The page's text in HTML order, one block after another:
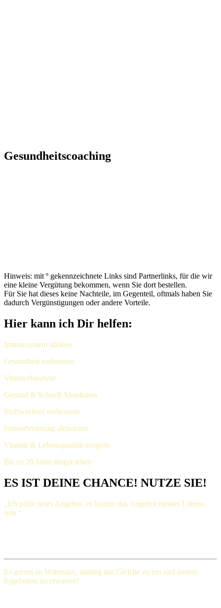
Gesundheitscoaching
Hinweis: mit º gekennzeichnete Links sind Partnerlinks, für die wir
eine kleine Vergütung bekommen, wenn Sie dort bestellen.
Für Sie hat dieses keine Nachteile, im Gegenteil, oftmals haben Sie
dadurch Vergünstigungen oder andere Vorteile.
Hier kann ich Dir helfen:
Immunsystem stärken
Gesundheit verbessern
Vitalstoffanalyse
Gesund & Schnell Abnehmen
Stoffwechsel verbessern
Fettverbrennung aktivieren
Vitalität & Lebensqualität steigern
Bis zu 20 Jahre länger leben
ES IST DEINE CHANCE! NUTZE SIE!
„Ich prüfe jedes Angebot, es könnte das Angebot meines Lebens
sein.“
Es grenzt an Wahnsinn, ständig das Gleiche zu tun und andere
Ergebnisse zu erwarten!